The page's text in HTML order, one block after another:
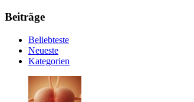
Beiträge
Beliebteste
Neueste
Kategorien